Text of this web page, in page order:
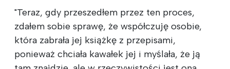
"Teraz, gdy przeszedłem przez ten proces,
zdałem sobie sprawę, że współczuję osobie,
która zabrała jej książkę z przepisami,
ponieważ chciała kawałek jej i myślała, że ją